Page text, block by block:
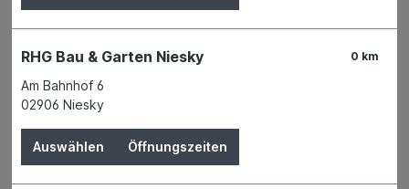
0 km
RHG Bau & Garten Niesky
Am Bahnhof 6
02906 Niesky
Auswählen Öffnungszeiten